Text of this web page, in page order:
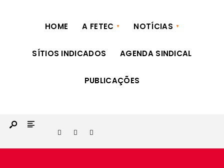
HOME A FETEC NOTÍCIAS
SÍTIOS INDICADOS AGENDA SINDICAL
PUBLICAÇÕES